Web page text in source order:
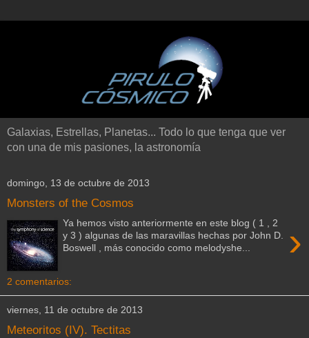
Galaxias, Estrellas, Planetas... Todo lo que tenga que ver
con una de mis pasiones, la astronomía
domingo, 13 de octubre de 2013
Monsters of the Cosmos
›
Ya hemos visto anteriormente en este blog ( 1 , 2
y 3 ) algunas de las maravillas hechas por John D.
Boswell , más conocido como melodyshe...
2 comentarios:
viernes, 11 de octubre de 2013
Meteoritos (IV). Tectitas